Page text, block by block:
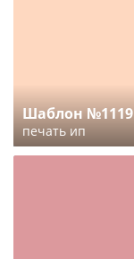
Шаблон №1119
печать ип